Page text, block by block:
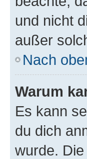
und nicht
außer
Nach
Warum
Es kann
du dich
wurde.